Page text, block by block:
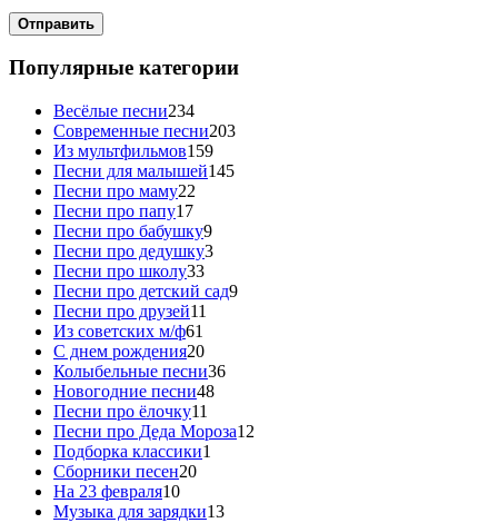
Отправить
Популярные категории
Весёлые песни234
Современные песни203
Из мультфильмов159
Песни для малышей145
Песни про маму22
Песни про папу17
Песни про бабушку9
Песни про дедушку3
Песни про школу33
Песни про детский сад9
Песни про друзей11
Из советских м/ф61
С днем рождения20
Колыбельные песни36
Новогодние песни48
Песни про ёлочку11
Песни про Деда Мороза12
Подборка классики1
Сборники песен20
На 23 февраля10
Музыка для зарядки13